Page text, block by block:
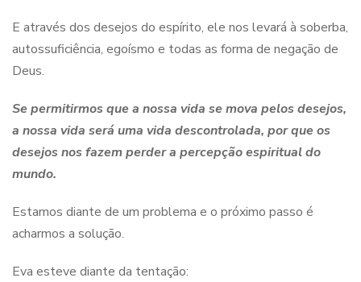
E através dos desejos do espírito, ele nos levará à soberba,
autossuficiência, egoísmo e todas as forma de negação de
Deus.
Se permitirmos que a nossa vida se mova pelos desejos,
a nossa vida será uma vida descontrolada, por que os
desejos nos fazemperder a percepção espiritual do
mundo.
Estamos diante de um problema e o próximo passo é
acharmos a solução.
Eva esteve diante da tentação: